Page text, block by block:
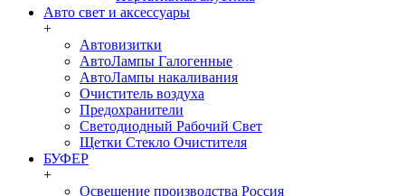
Авто свет и аксессуары
+
Автовизитки
АвтоЛампы Галогенные
АвтоЛампы накаливания
Очиститель воздуха
Предохранители
Светодиодный Рабочий Свет
Щетки Стекло Очистителя
БУФЕР
+
Освещение производства Россия